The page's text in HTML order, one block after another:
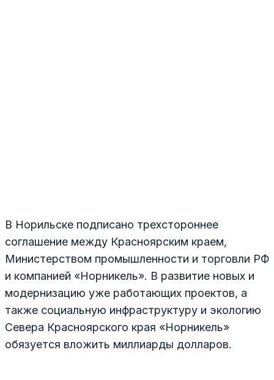
В Норильске подписано трехстороннее
соглашение между Красноярским краем,
Министерством промышленности и торговли РФ
и компанией «Норникель». В развитие новых и
модернизацию уже работающих проектов, а
также социальную инфраструктуру и экологию
Севера Красноярского края «Норникель»
обязуется вложить миллиарды долларов.